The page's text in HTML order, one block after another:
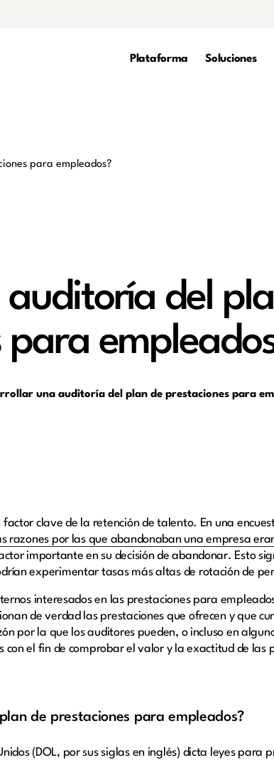
Plataforma Soluciones
auditoría del
para
una auditoría del plan de prestaciones para
clave de la retención de talento. En una
razones por las que abandonaban una empresa
importante en su decisión de abandonar. Esto
experimentar tasas más altas de rotación de
interesados en las prestaciones para
de verdad las prestaciones que ofrecen y que
por la que los auditores pueden, o incluso en
el fin de comprobar el valor y la exactitud de las
de prestaciones para empleados?
(DOL, por sus siglas en inglés) dicta leyes para